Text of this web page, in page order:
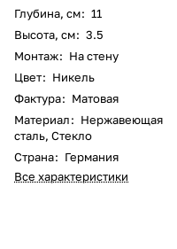
Глубина, см: 11
Высота, см: 3.5
Монтаж: На стену
Цвет: Никель
Фактура: Матовая
Материал: Нержавеющая
сталь, Стекло
Страна: Германия
Все характеристики